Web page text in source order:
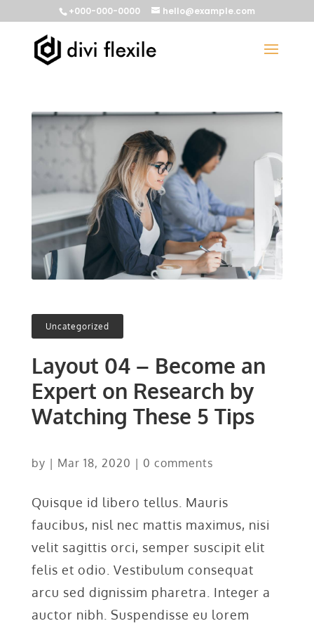
+000-000-0000 hello@example.com
Uncategorized
Layout 04 – Become an
Expert on Research by
Watching These 5 Tips
by | Mar 18, 2020 | 0 comments
Quisque id libero tellus. Mauris
faucibus, nisl nec mattis maximus, nisi
velit sagittis orci, semper suscipit elit
felis et odio. Vestibulum consequat
arcu sed dignissim pharetra. Integer a
auctor nibh. Suspendisse eu lorem